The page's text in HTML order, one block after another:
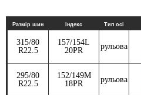
Размір шин Індекс Тип осі
315/80
R22.5
157/154L
20PR
рульова
295/80
R22.5
152/149M
18PR
рульова